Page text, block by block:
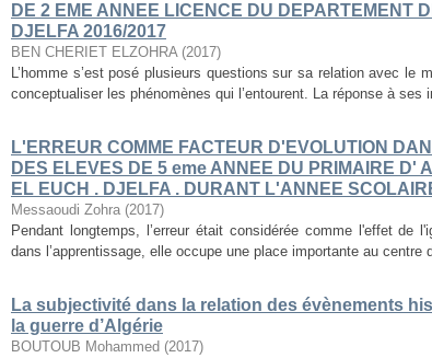
DE 2 EME ANNEE LICENCE DU DEPARTEMENT
DJELFA 2016/2017
BEN CHERIET ELZOHRA (2017)
L’homme s’est posé plusieurs questions sur sa relation avec le
conceptualiser les phénomènes qui l’entourent. La réponse à
L'ERREUR COMME FACTEUR D'EVOLUTION
DES ELEVES DE 5 eme ANNEE DU PRIMAIRE D'
EL EUCH . DJELFA . DURANT L'ANNEE
Messaoudi Zohra (2017)
Pendant longtemps, l’erreur était considérée comme l'effet de
dans l’apprentissage, elle occupe une place importante au
La subjectivité dans la relation des évènements
la guerre d’Algérie
BOUTOUB Mohammed (2017)